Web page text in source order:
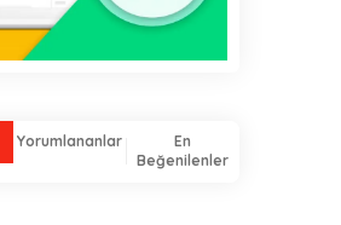
Yorumlananlar
En
Beğenilenler